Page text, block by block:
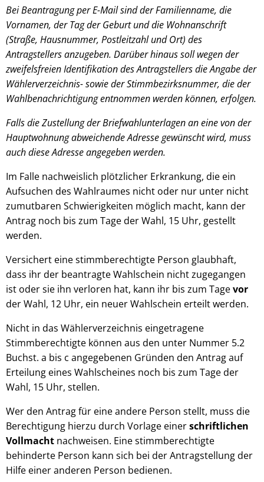
Bei Beantragung per E-Mail sind der Familienname, die
Vornamen, der Tag der Geburt und die Wohnanschrift
(Straße, Hausnummer, Postleitzahl und Ort) des
Antragstellers anzugeben. Darüber hinaus soll wegen der
zweifelsfreien Identifikation des Antragstellers die Angabe der
Wählerverzeichnis- sowie der Stimmbezirksnummer, die der
Wahlbenachrichtigung entnommen werden können, erfolgen.
Falls die Zustellung der Briefwahlunterlagen an eine von der
Hauptwohnung abweichende Adresse gewünscht wird, muss
auch diese Adresse angegeben werden.
Im Falle nachweislich plötzlicher Erkrankung, die ein
Aufsuchen des Wahlraumes nicht oder nur unter nicht
zumutbaren Schwierigkeiten möglich macht, kann der
Antrag noch bis zum Tage der Wahl, 15 Uhr, gestellt
werden.
Versichert eine stimmberechtigte Person glaubhaft,
dass ihr der beantragte Wahlschein nicht zugegangen
ist oder sie ihn verloren hat, kann ihr bis zum Tagevor
der Wahl, 12 Uhr, ein neuer Wahlschein erteilt werden.
Nicht in das Wählerverzeichnis eingetragene
Stimmberechtigte können aus den unter Nummer 5.2
Buchst. a bis c angegebenen Gründen den Antrag auf
Erteilung eines Wahlscheines noch bis zum Tage der
Wahl, 15 Uhr, stellen.
Wer den Antrag für eine andere Person stellt, muss die
Berechtigung hierzu durch Vorlage einerschriftlichen
Vollmacht nachweisen. Eine stimmberechtigte
behinderte Person kann sich bei der Antragstellung der
Hilfe einer anderen Person bedienen.